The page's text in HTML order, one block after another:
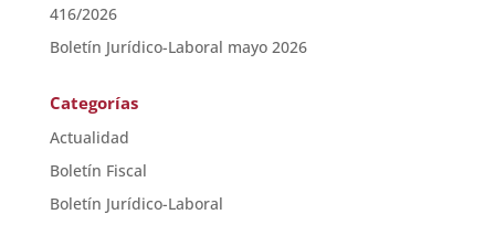
416/2026
Boletín Jurídico-Laboral mayo 2026
Categorías
Actualidad
Boletín Fiscal
Boletín Jurídico-Laboral